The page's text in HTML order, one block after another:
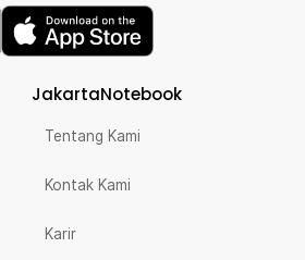
JakartaNotebook
Tentang Kami
Kontak Kami
Karir